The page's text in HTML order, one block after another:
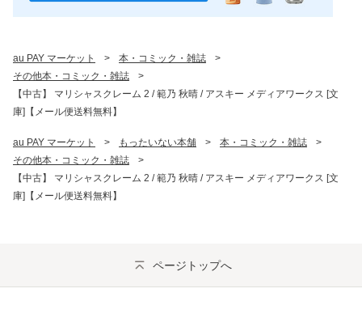
au PAY マーケット > 本・コミック・雑誌
>
その他本・コミック・雑誌
>
【中古】 マリシャスクレーム 2 / 範乃 秋晴 / アスキー メディアワークス [文
庫]【メール便送料無料】
au PAY マーケット > もったいない本舗 > 本・コミック・雑誌
>
その他本・コミック・雑誌
>
【中古】 マリシャスクレーム 2 / 範乃 秋晴 / アスキー メディアワークス [文
庫]【メール便送料無料】
ページトップへ